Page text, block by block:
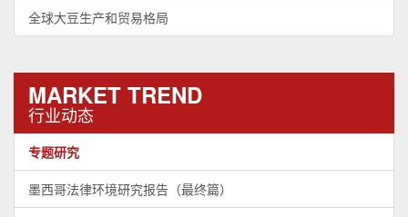
全球大豆生产和贸易格局
MARKET TREND
行业动态
专题研究
墨西哥法律环境研究报告（最终篇）